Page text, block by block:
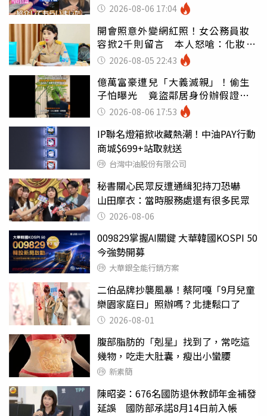
2026-08-06 17:04
開會照意外變網紅照！女公務員妝
容掀2千則留言 本人怒嗆：化妝有
錯嗎2026-08-05 22:43
億萬富豪遭兒「大義滅親」！偷生
子怕曝光 竟盜鄰居身份辦假證落
戶 2026-08-06 17:53
IP聯名燈箱掀收藏熱潮！中油PAY行動
商城$699+站取就送
台灣中油股份有限公司
秘書關心民眾反遭通緝犯持刀恐嚇
山田摩衣：當時服務處還有很多民眾
2026-08-06
009829掌握AI關鍵 大華韓國KOSPI 50
今強勢開募
大華銀全能行銷方案
二伯品牌抄襲風暴！蔡阿嘎「9月兒童
樂園家庭日」照辦嗎？北捷鬆口了
2026-08-01
腹部脂肪的「剋星」找到了，常吃這
幾物，吃走大肚囊，瘦出小蠻腰
新素簡
陳昭姿：676名國防退休教師年金補發
延誤 國防部承諾8月14日前入帳